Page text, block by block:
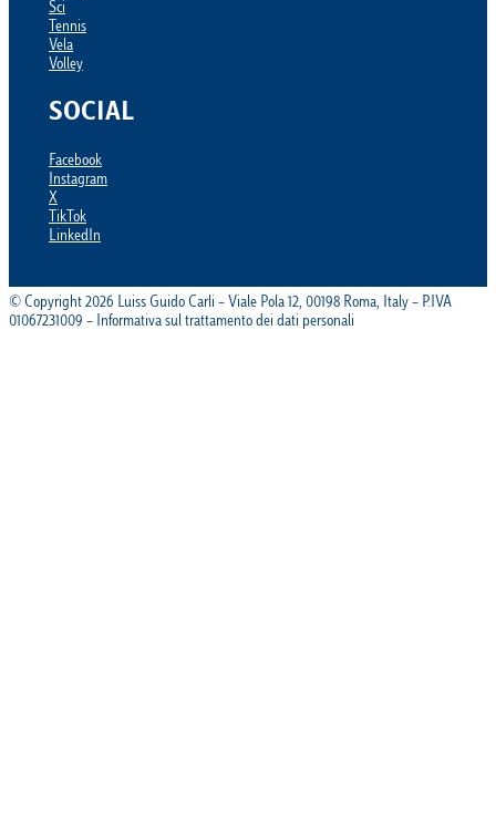
Sci
Tennis
Vela
Volley
SOCIAL
Facebook
Instagram
X
TikTok
LinkedIn
© Copyright 2026 Luiss Guido Carli – Viale Pola 12, 00198 Roma, Italy – P.IVA
01067231009 – Informativa sul trattamento dei dati personali